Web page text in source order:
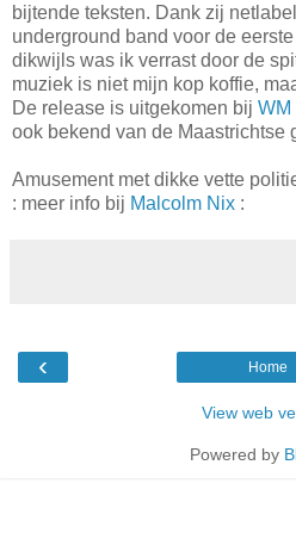
bijtende teksten. Dank zij
underground band voor de
dikwijls was ik verrast door de
muziek is niet mijn kop koffie,
De release is uitgekomen bij WM
ook bekend van de Maastrichtse
Amusement met dikke vette
: meer info bij Malcolm Nix :
‹ Home
View web
Powered by